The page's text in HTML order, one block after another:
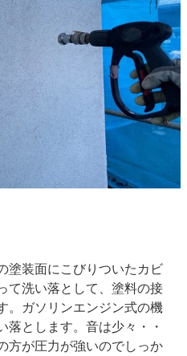
塗装面にこびりついたカビ
て洗い落として、塗料の接
。ガソリンエンジン式の機
とします。音は少々・・
方が圧力が強いのでしっか